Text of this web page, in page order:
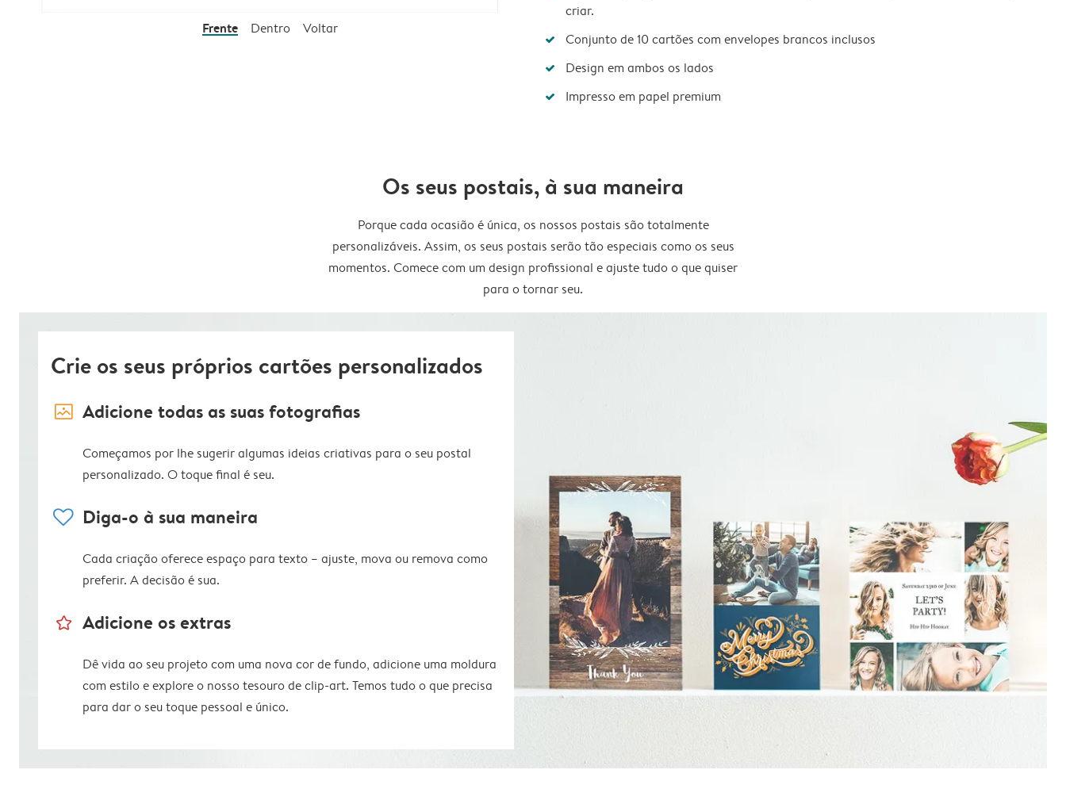
Frente Dentro Voltar
criar.
Conjunto de 10 cartões com envelopes brancos inclusos
Design em ambos os lados
Impresso em papel premium
Os seus postais, à sua maneira
Porque cada ocasião é única, os nossos postais são totalmente
personalizáveis. Assim, os seus postais serão tão especiais como os seus
momentos. Comece com um design profissional e ajuste tudo o que quiser
para o tornar seu.
Crie os seus próprios cartões personalizados
image_placeholder Adicione todas as suas fotografias
Começamos por lhe sugerir algumas ideias criativas para o seu postal
personalizado. O toque final é seu.
heart Diga-o à sua maneira
Cada criação oferece espaço para texto – ajuste, mova ou remova como
preferir. A decisão é sua.
star_outline Adicione os extras
Dê vida ao seu projeto com uma nova cor de fundo, adicione uma moldura
com estilo e explore o nosso tesouro de clip-art. Temos tudo o que precisa
para dar o seu toque pessoal e único.